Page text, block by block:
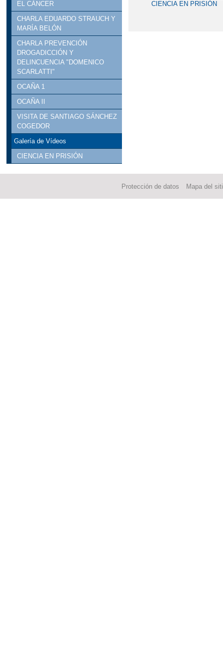
EL CÁNCER
CHARLA EDUARDO STRAUCH Y
MARÍA BELÓN
CHARLA PREVENCIÓN
DROGADICCIÓN Y
DELINCUENCIA "DOMENICO
SCARLATTI"
OCAÑA 1
OCAÑA II
VISITA DE SANTIAGO SÁNCHEZ
COGEDOR
Galería de Vídeos
CIENCIA EN PRISIÓN
CIENCIA EN PRISIÓN
Protección de datos Mapa del